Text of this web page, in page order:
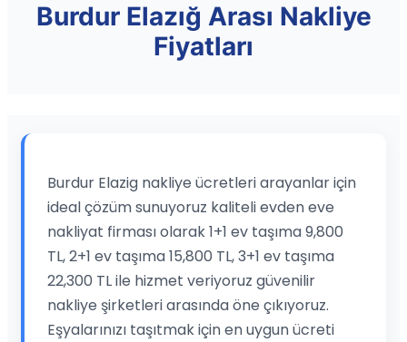
Burdur Elazığ Arası Nakliye
Fiyatları
Burdur Elazig nakliye ücretleri arayanlar için
ideal çözüm sunuyoruz kaliteli evden eve
nakliyat firması olarak 1+1 ev taşıma 9,800
TL, 2+1 ev taşıma 15,800 TL, 3+1 ev taşıma
22,300 TL ile hizmet veriyoruz güvenilir
nakliye şirketleri arasında öne çıkıyoruz.
Eşyalarınızı taşıtmak için en uygun ücreti